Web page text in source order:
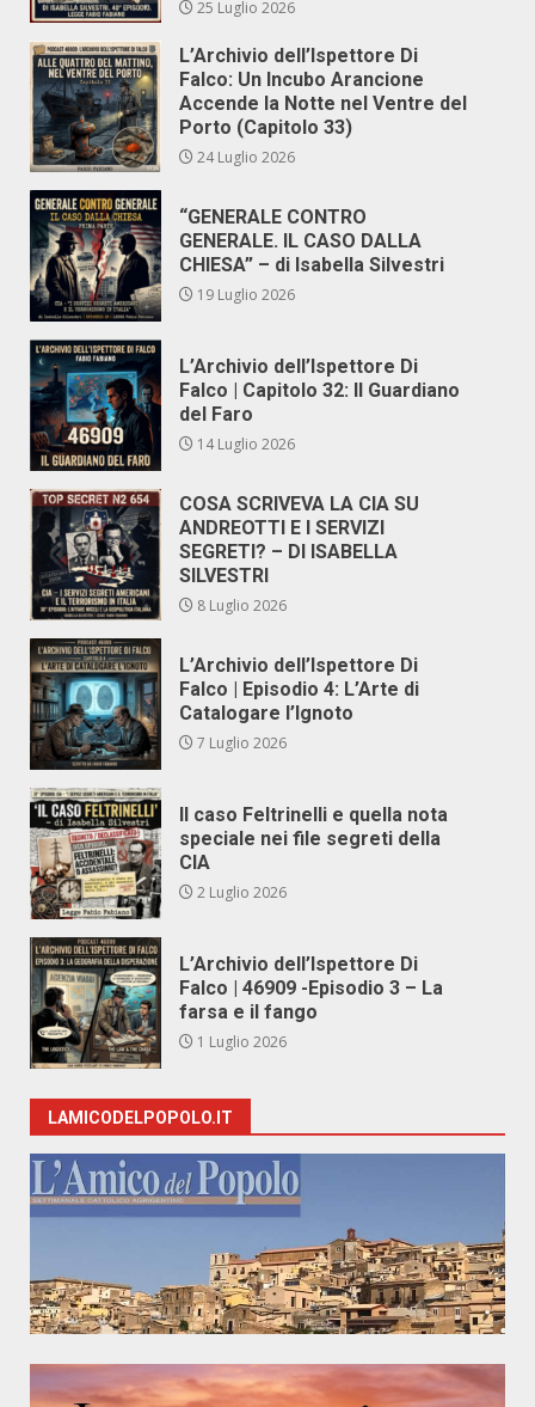
25 Luglio 2026
L’Archivio dell’Ispettore Di
Falco: Un Incubo Arancione
Accende la Notte nel Ventre del
Porto (Capitolo 33)
24 Luglio 2026
“GENERALE CONTRO
GENERALE. IL CASO DALLA
CHIESA” – di Isabella Silvestri
19 Luglio 2026
L’Archivio dell’Ispettore Di
Falco | Capitolo 32: Il Guardiano
del Faro
14 Luglio 2026
COSA SCRIVEVA LA CIA SU
ANDREOTTI E I SERVIZI
SEGRETI? – DI ISABELLA
SILVESTRI
8 Luglio 2026
L’Archivio dell’Ispettore Di
Falco | Episodio 4: L’Arte di
Catalogare l’Ignoto
7 Luglio 2026
Il caso Feltrinelli e quella nota
speciale nei file segreti della
CIA
2 Luglio 2026
L’Archivio dell’Ispettore Di
Falco | 46909 -Episodio 3 – La
farsa e il fango
1 Luglio 2026
LAMICODELPOPOLO.IT